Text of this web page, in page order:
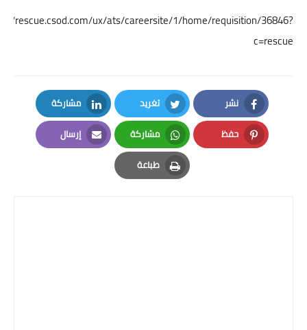
rescue.csod.com/ux/ats/careersite/1/home/requisition/36846?
c=rescue
نشر
Facebook
تغريد
Twitter
مشاركة
LinkedIn
حفظ
Pinterest
مشاركة
Whatsapp
إرسال
Email
طباعة
Print